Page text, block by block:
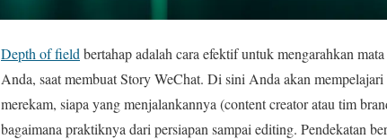
Depth of field bertahap adalah cara efektif untuk mengarahkan
Anda, saat membuat Story WeChat. Di sini Anda akan
merekam, siapa yang menjalankannya (content creator atau tim
bagaimana praktiknya dari persiapan sampai editing. Pendekatan